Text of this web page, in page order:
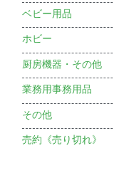
ベビー用品
ホビー
厨房機器・その他
業務用事務用品
その他
売約《売り切れ》